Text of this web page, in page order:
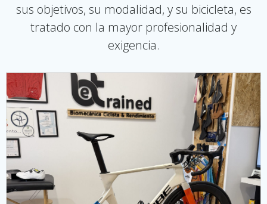
sus objetivos, su modalidad, y su bicicleta, es
tratado con la mayor profesionalidad y
exigencia.